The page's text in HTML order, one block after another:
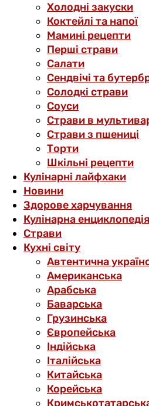
Холодні закуски
Коктейлі та напої
Мамині рецепти
Перші страви
Салати
Сендвічі та
Солодкі страви
Соуси
Страви в
Страви з пшениці
Торти
Шкільні рецепти
Кулінарні лайфхаки
Новини
Здорове харчування
Кулінарна енциклопедія
Страви
Кухні світу
Автентична
Американська
Арабська
Баварська
Грузинська
Європейська
Індійська
Італійська
Китайська
Корейська